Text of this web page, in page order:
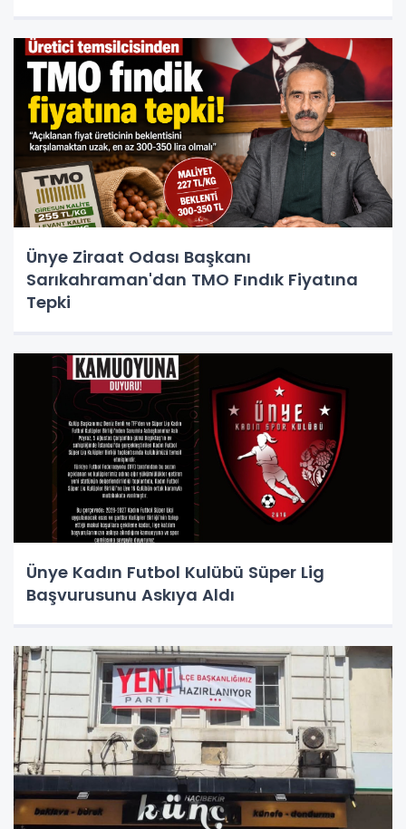
Ünye Ziraat Odası Başkanı
Sarıkahraman'dan TMO Fındık Fiyatına
Tepki
Ünye Kadın Futbol Kulübü Süper Lig
Başvurusunu Askıya Aldı